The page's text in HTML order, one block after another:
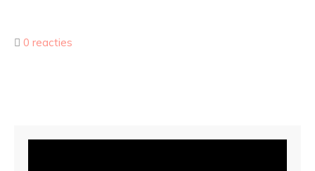
0 reacties